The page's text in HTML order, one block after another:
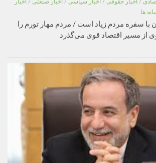
/ اخبار حقوقی / اخبار سیاسی / اخبار صنعتی / اخبار
ها
سفره مردم زیاد است / مردم مهار تورم را
از مسیر اقتصاد قوی می‌گذرد